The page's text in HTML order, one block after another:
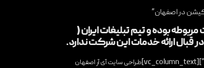
در اصفهان”
بوده و تیم تبلیغات ایران (
قبال ارائه خدمات این شرکت ندارد.
طراحی سایت آی آر اصفهان